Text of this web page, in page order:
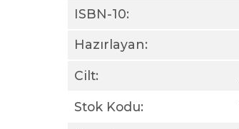
ISBN-10:
Hazırlayan:
Cilt:
Stok Kodu: